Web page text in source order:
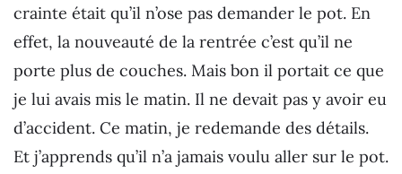
crainte était qu’il n’ose pas demander le pot. En
effet, la nouveauté de la rentrée c’est qu’il ne
porte plus de couches. Mais bon il portait ce que
je lui avais mis le matin. Il ne devait pas y avoir eu
d’accident. Ce matin, je redemande des détails.
Et j’apprends qu’il n’a jamais voulu aller sur le pot.